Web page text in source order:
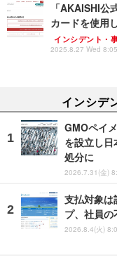
「AKAISHI公
カードを使用
インシデント・
2025.8.27 Wed 8:05
インシデ
GMOペイ
を設立し日
処分に
2026.7.31(金)
支払対象
プ、社員の
2026.8.4(火)